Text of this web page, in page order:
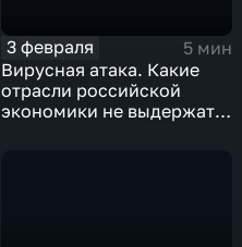
3 февраля
5 мин
Вирусная атака. Какие
отрасли российской
экономики не выдержат